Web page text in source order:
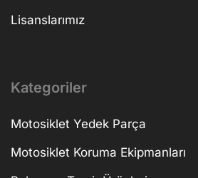
Lisanslarımız
Kategoriler
Motosiklet Yedek Parça
Motosiklet Koruma Ekipmanları